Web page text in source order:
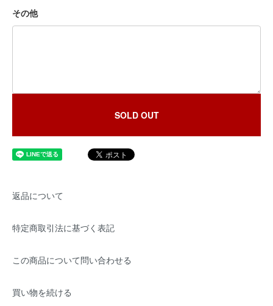
その他
SOLD OUT
返品について
特定商取引法に基づく表記
この商品について問い合わせる
買い物を続ける